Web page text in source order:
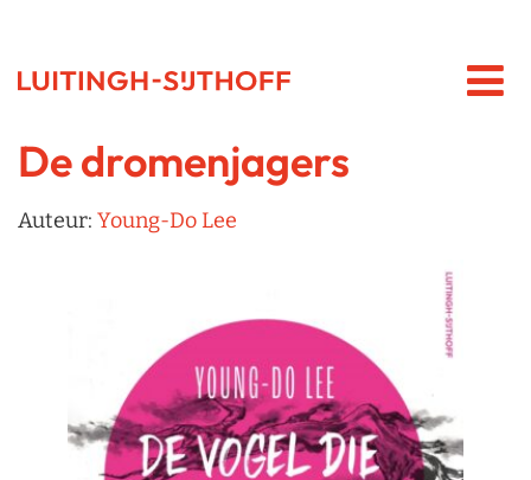
De dromenjagers
Auteur: Young-Do Lee